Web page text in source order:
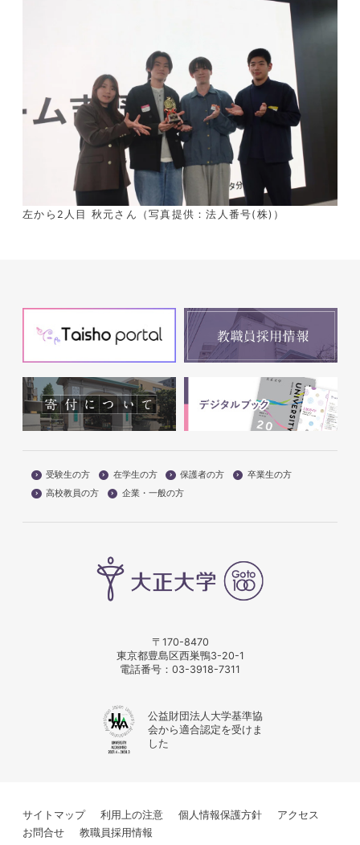
左から2人目 秋元さん（写真提供：法人番号(株)）
受験生の方 在学生の方 保護者の方
卒業生の方
高校教員の方
企業・一般の方
〒170-8470
東京都豊島区西巣鴨3-20-1
電話番号： 03-3918-7311
公益財団法人大学基準協
会から適合認定を受けま
した
サイトマップ 利用上の注意 個人情報保護方針
アクセス
お問合せ
教職員採用情報